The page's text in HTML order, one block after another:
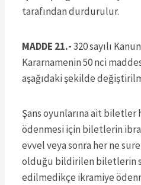
tarafından durdurulur.
MADDE 21.-320 sayılı
Kararnamenin 50 nci
aşağıdaki şekilde
Şans oyunlarına ait
ödenmesi için biletlerin
evvel veya sonra her ne
olduğu bildirilen biletlerin
edilmedikçe ikramiye